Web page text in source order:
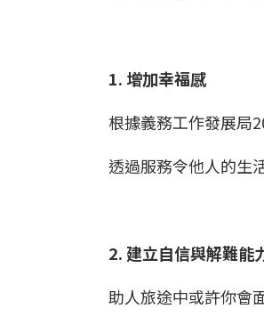
1. 增加幸福感
根據義務工作發展局
透過服務令他人的生
2. 建立自信與解難能
助人旅途中或許你會